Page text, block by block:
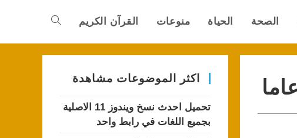
الصحة الحياة منوعات القرآن الكريم Toggle
اكثر الموضوعات مشاهدة
تحميل احدث نسخ ويندوز 11 الاصلية
بجميع اللغات في رابط واحد